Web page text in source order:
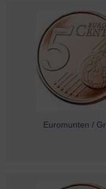
Euromunten /